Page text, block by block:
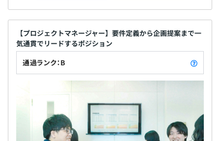
全社：20名
開発部：8名
・エキスパートエンジニア／40歳
iOS,Androidのネイティブアプリ開発、Flutterによるアプ
【プロジェクトマネージャー】要件定義から企画提案まで一
気通貫でリードするポジション
通過ランク：B